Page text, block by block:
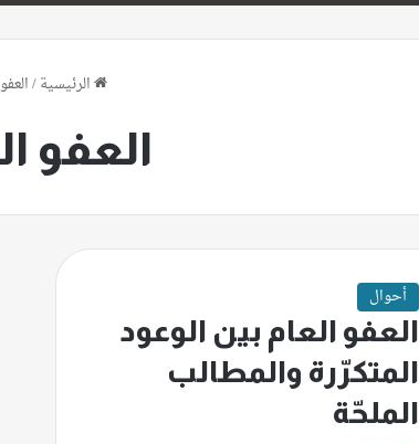
الرئيسية/
العفو
أحوال
العفو العام بين الوعود
المتكرّرة والمطالب
الملحّة